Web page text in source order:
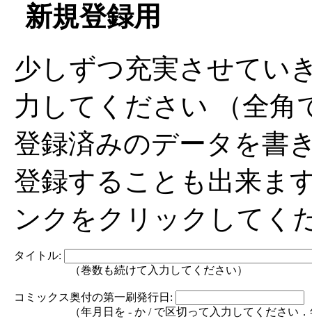
新規登録用
少しずつ充実させてい
力してください （全角
登録済みのデータを書
登録することも出来ま
ンクをクリックしてく
タイトル:
（巻数も続けて入力してください）
コミックス奥付の第一刷発行日:
（年月日を - か / で区切って入力してください．年